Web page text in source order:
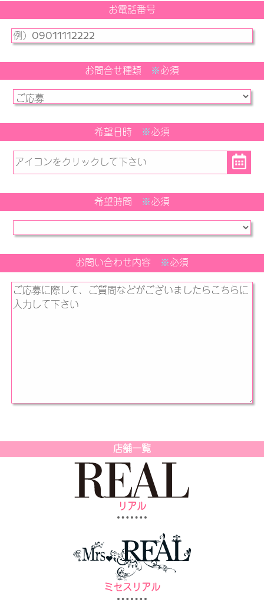
お電話番号
お問合せ種類 ※必須
希望日時 ※必須
希望時間 ※必須
お問い合わせ内容 ※必須
店舗一覧
リアル
ミセスリアル